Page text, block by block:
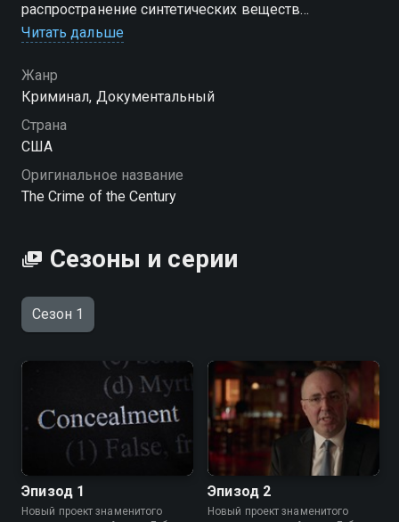
распространение синтетических веществ
века вы можете совершенно бесплатно в хорошем
HD качестве на Смотрёшке
Читать дальше
Жанр
Криминал, Документальный
Страна
США
Оригинальное название
The Crime of the Century
Сезоны и серии
Сезон 1
Эпизод 1
Новый проект знаменитого
Эпизод 2
Новый проект знаменитого